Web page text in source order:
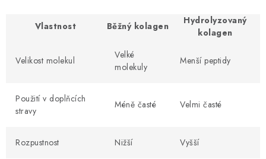
Vlastnost Běžný kolagen
Hydrolyzovaný
kolagen
Velikost molekul
Velké
molekuly
Menší peptidy
Použití v doplňcích
stravy
Méně časté Velmi časté
Rozpustnost Nižší Vyšší